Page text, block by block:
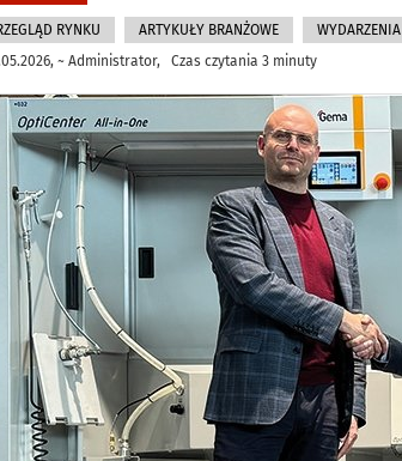
RYNKU ARTYKUŁY BRANŻOWE WYDARZENIA
~ Administrator, Czas czytania 3 minuty